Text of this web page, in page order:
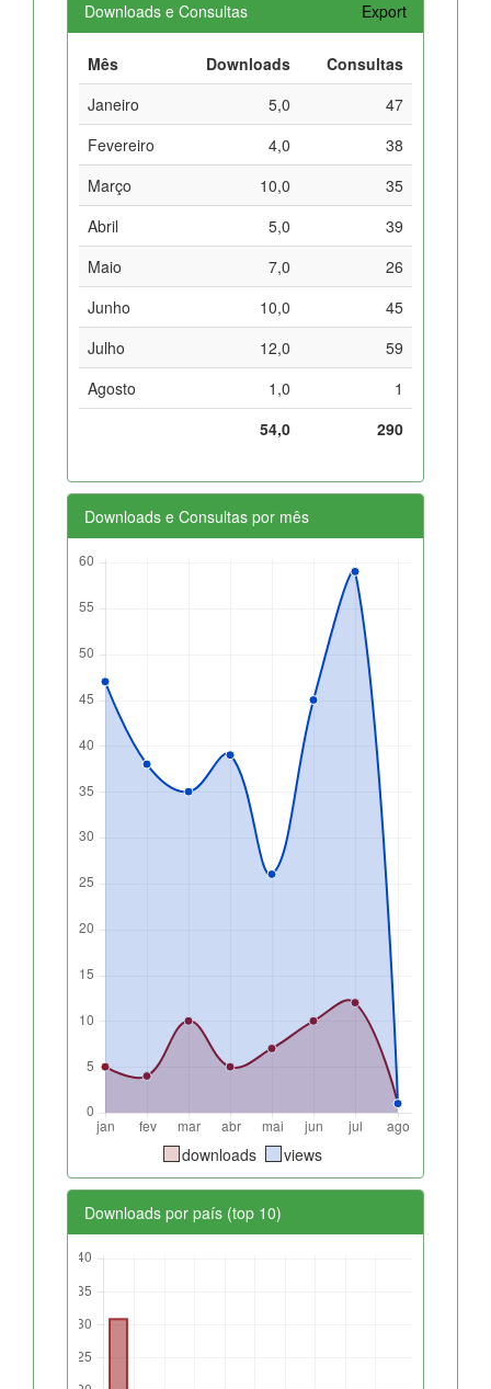
Downloads e Consultas Export
Mês Downloads
Consultas
Janeiro
5,0
47
Fevereiro
4,0
38
Março
10,0
35
Abril
5,0
39
Maio
7,0
26
Junho
10,0
45
Julho
12,0
59
Agosto
1,0
1
54,0
290
Downloads e Consultas por mês
downloads views
Downloads por país (top 10)